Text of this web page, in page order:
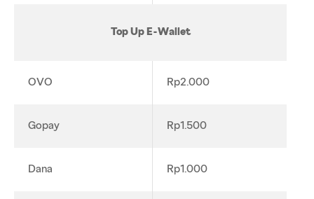
Top Up E-Wallet
OVO Rp2.000
Gopay Rp1.500
Dana Rp1.000